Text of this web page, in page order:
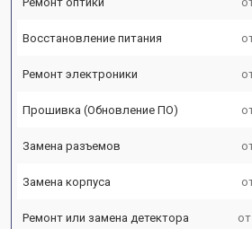
Восстановление питания
Ремонт электроники
Прошивка (Обновление ПО)
Замена разъемов
Замена корпуса
Ремонт или замена детектора